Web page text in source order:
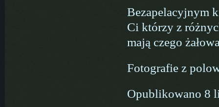
Bezapelacyjnym
Ci którzy z
mają czego
Fotografie z
Opublikowano 8